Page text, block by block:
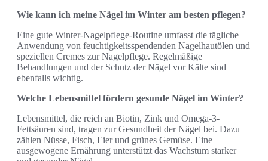
Wie kann ich meine Nägel im Winter am besten pflegen?
Eine gute Winter-Nagelpflege-Routine umfasst die tägliche
Anwendung von feuchtigkeitsspendenden Nagelhautölen und
speziellen Cremes zur Nagelpflege. Regelmäßige
Behandlungen und der Schutz der Nägel vor Kälte sind
ebenfalls wichtig.
Welche Lebensmittel fördern gesunde Nägel im Winter?
Lebensmittel, die reich an Biotin, Zink und Omega-3-
Fettsäuren sind, tragen zur Gesundheit der Nägel bei. Dazu
zählen Nüsse, Fisch, Eier und grünes Gemüse. Eine
ausgewogene Ernährung unterstützt das Wachstum starker